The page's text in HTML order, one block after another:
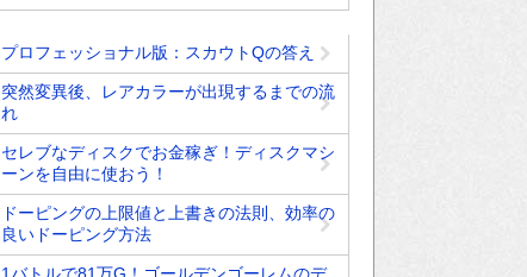
プロフェッショナル版：スカウトQの答え
突然変異後、レアカラーが出現するまでの流
れ
セレブなディスクでお金稼ぎ！ディスクマシ
ーンを自由に使おう！
ドーピングの上限値と上書きの法則、効率の
良いドーピング方法